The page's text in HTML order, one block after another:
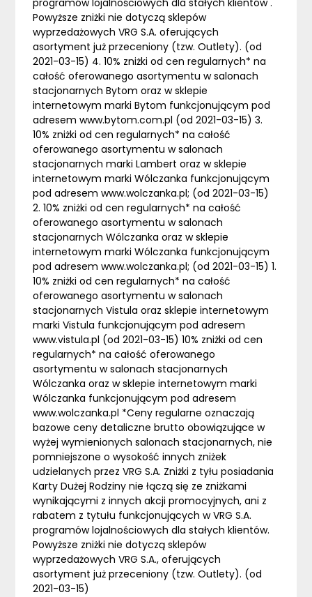
programów lojalnościowych dla stałych klientów .
Powyższe zniżki nie dotyczą sklepów
wyprzedażowych VRG S.A. oferujących
asortyment już przeceniony (tzw. Outlety). (od
2021-03-15) 4. 10% zniżki od cen regularnych* na
całość oferowanego asortymentu w salonach
stacjonarnych Bytom oraz w sklepie
internetowym marki Bytom funkcjonującym pod
adresem www.bytom.com.pl (od 2021-03-15) 3.
10% zniżki od cen regularnych* na całość
oferowanego asortymentu w salonach
stacjonarnych marki Lambert oraz w sklepie
internetowym marki Wólczanka funkcjonującym
pod adresem www.wolczanka.pl; (od 2021-03-15)
2. 10% zniżki od cen regularnych* na całość
oferowanego asortymentu w salonach
stacjonarnych Wólczanka oraz w sklepie
internetowym marki Wólczanka funkcjonującym
pod adresem www.wolczanka.pl; (od 2021-03-15) 1.
10% zniżki od cen regularnych* na całość
oferowanego asortymentu w salonach
stacjonarnych Vistula oraz sklepie internetowym
marki Vistula funkcjonującym pod adresem
www.vistula.pl (od 2021-03-15) 10% zniżki od cen
regularnych* na całość oferowanego
asortymentu w salonach stacjonarnych
Wólczanka oraz w sklepie internetowym marki
Wólczanka funkcjonującym pod adresem
www.wolczanka.pl *Ceny regularne oznaczają
bazowe ceny detaliczne brutto obowiązujące w
wyżej wymienionych salonach stacjonarnych, nie
pomniejszone o wysokość innych zniżek
udzielanych przez VRG S.A. Zniżki z tyłu posiadania
Karty Dużej Rodziny nie łączą się ze zniżkami
wynikającymi z innych akcji promocyjnych, ani z
rabatem z tytułu funkcjonujących w VRG S.A.
programów lojalnościowych dla stałych klientów.
Powyższe zniżki nie dotyczą sklepów
wyprzedażowych VRG S.A., oferujących
asortyment już przeceniony (tzw. Outlety). (od
2021-03-15)